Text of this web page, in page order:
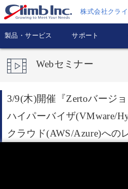
株式会社クラ
製品・サービス サポート
Webセミナー
3/9(木)開催『Zertoバージ
ハイパーバイザ(VMware/
クラウド(AWS/Azure)への